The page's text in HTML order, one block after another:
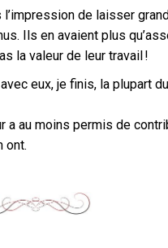
l’impression de laisser
Ils en avaient plus
la valeur de leur travail !
eux, je finis, la plupart
a au moins permis de
ont.